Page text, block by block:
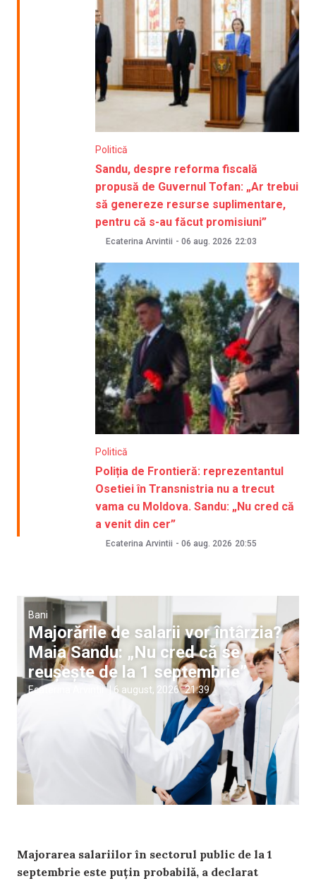
Politică
Sandu, despre reforma fiscală
propusă de Guvernul Tofan: „Ar trebui
să genereze resurse suplimentare,
pentru că s-au făcut promisiuni”
Ecaterina Arvintii - 06 aug. 2026 22:03
Politică
Poliția de Frontieră: reprezentantul
Osetiei în Transnistria nu a trecut
vama cu Moldova. Sandu: „Nu cred că
a venit din cer”
Ecaterina Arvintii - 06 aug. 2026 20:55
Bani
Majorările de salarii vor întârzia?
Maia Sandu: „Nu cred că se
reușește de la 1 septembrie”
Ecaterina Arvintii 6 august, 2026 21:39
Majorarea salariilor în sectorul public de la 1
septembrie este puțin probabilă, a declarat